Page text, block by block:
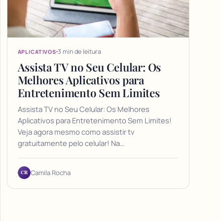
APLICATIVOS 3 min de leitura
Assista TV no Seu Celular: Os
Melhores Aplicativos para
Entretenimento Sem Limites
Assista TV no Seu Celular: Os Melhores
Aplicativos para Entretenimento Sem Limites!
Veja agora mesmo como assistir tv
gratuitamente pelo celular! Na…
CR Camila Rocha